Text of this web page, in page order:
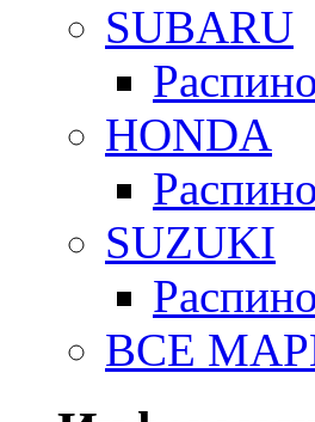
SUBARU
HONDA
SUZUKI
ВСЕ